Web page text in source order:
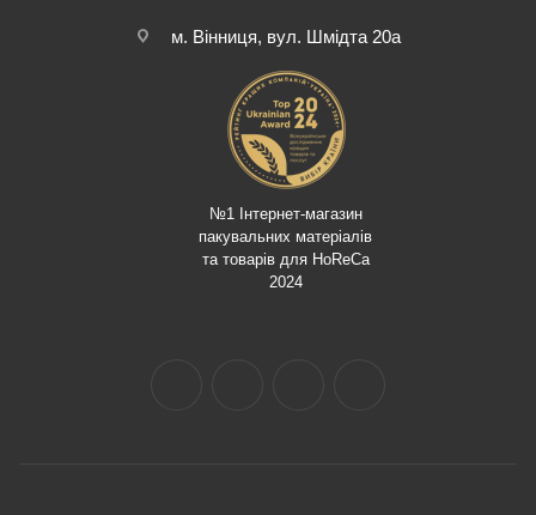
м. Вінниця, вул. Шмідта 20а
№1 Інтернет-магазин
пакувальних матеріалів
та товарів для HoReCa
2024